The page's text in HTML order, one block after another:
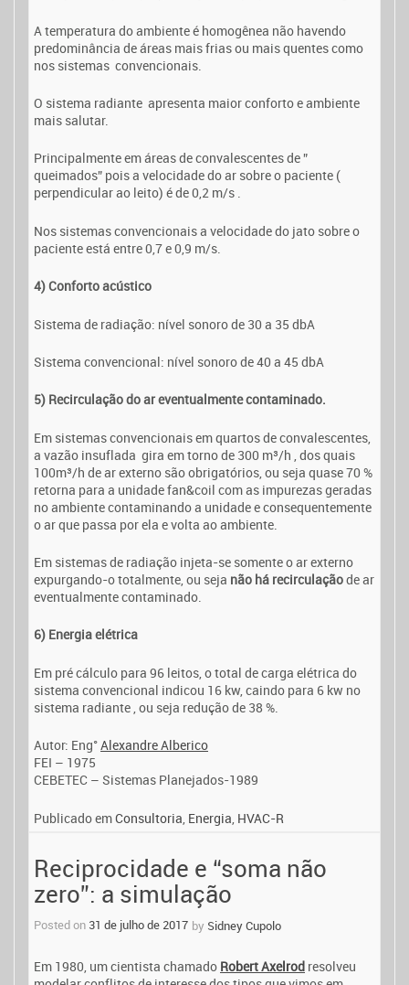
A temperatura do ambiente é homogênea não havendo
predominância de áreas mais frias ou mais quentes como
nos sistemas convencionais.
O sistema radiante apresenta maior conforto e ambiente
mais salutar.
Principalmente em áreas de convalescentes de ”
queimados” pois a velocidade do ar sobre o paciente (
perpendicular ao leito) é de 0,2 m/s .
Nos sistemas convencionais a velocidade do jato sobre o
paciente está entre 0,7 e 0,9 m/s.
4) Conforto acústico
Sistema de radiação: nível sonoro de 30 a 35 dbA
Sistema convencional: nível sonoro de 40 a 45 dbA
5) Recirculação do ar eventualmente contaminado.
Em sistemas convencionais em quartos de convalescentes,
a vazão insuflada gira em torno de 300 m³/h , dos quais
100m³/h de ar externo são obrigatórios, ou seja quase 70 %
retorna para a unidade fan&coil com as impurezas geradas
no ambiente contaminando a unidade e consequentemente
o ar que passa por ela e volta ao ambiente.
Em sistemas de radiação injeta-se somente o ar externo
expurgando-o totalmente, ou seja não há recirculaçãode ar
eventualmente contaminado.
6) Energia elétrica
Em pré cálculo para 96 leitos, o total de carga elétrica do
sistema convencional indicou 16 kw, caindo para 6 kw no
sistema radiante , ou seja redução de 38 %.
Autor: Eng°Alexandre Alberico
FEI – 1975
CEBETEC – Sistemas Planejados-1989
Publicado emConsultoria Energia HVAC-R
Reciprocidade e “soma não
zero”: a simulação
Posted on 31 de julho de 2017 by Sidney Cupolo
Em 1980, um cientista chamado Robert Axelrod resolveu